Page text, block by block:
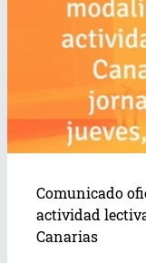
Comunicado
actividad
Canarias